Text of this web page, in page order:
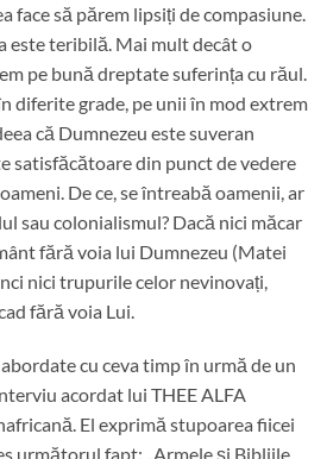
face să părem lipsiți de compasiune.
este teribilă. Mai mult decât o
pe bună dreptate suferința cu răul.
diferite grade, pe unii în mod extrem
că Dumnezeu este suveran
satisfăcătoare din punct de vedere
De ce, se întreabă oamenii, ar
sau colonialismul? Dacă nici măcar
fără voia lui Dumnezeu (Matei
nici trupurile celor nevinovați,
fără voia Lui.
cu ceva timp în urmă de un
acordat lui THEE ALFA
El exprimă stupoarea fiicei
următorul fapt: „Armele și Bibliile